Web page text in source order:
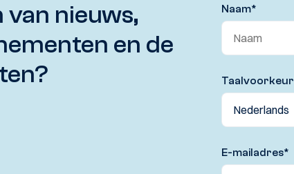
van nieuws,
en de
Naam*
Taalvoorkeur
E-mailadres*